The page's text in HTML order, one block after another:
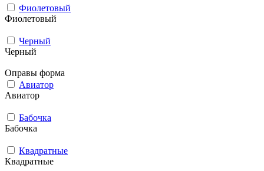
Фиолетовый
Фиолетовый
Черный
Черный
Оправы форма
Авиатор
Авиатор
Бабочка
Бабочка
Квадратные
Квадратные